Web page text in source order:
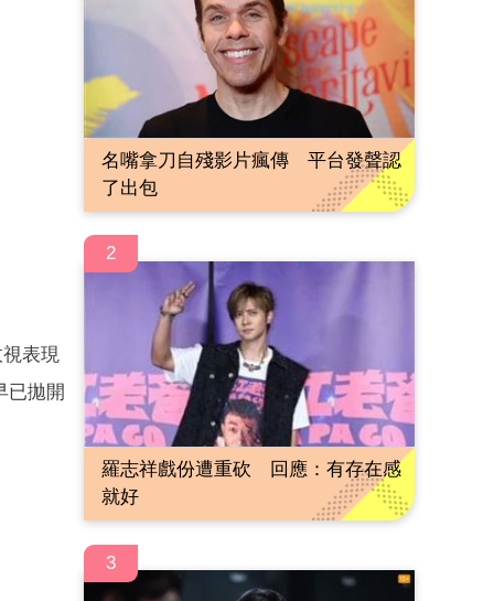
表現
已拋開
名嘴拿刀自殘影片瘋傳 平台發聲認
了出包
2
羅志祥戲份遭重砍 回應：有存在感
就好
3